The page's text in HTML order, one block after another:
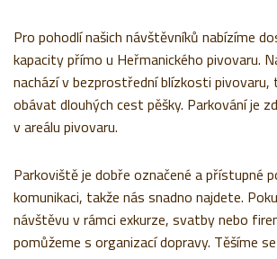
Pro pohodlí našich návštěvníků nabízíme
kapacity přímo u Heřmanického pivovaru.
nachází v bezprostřední blízkosti pivovaru,
obávat dlouhých cest pěšky. Parkování je
v areálu pivovaru.
Parkoviště je dobře označené a přístupné
komunikaci, takže nás snadno najdete.
návštěvu v rámci exkurze, svatby nebo
pomůžeme s organizací dopravy. Těšíme